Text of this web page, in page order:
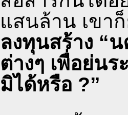
แสนล้าน เขา
ลงทุนสร้าง “
ต่างๆ เพื่อย่น
มิได้หรือ ?”